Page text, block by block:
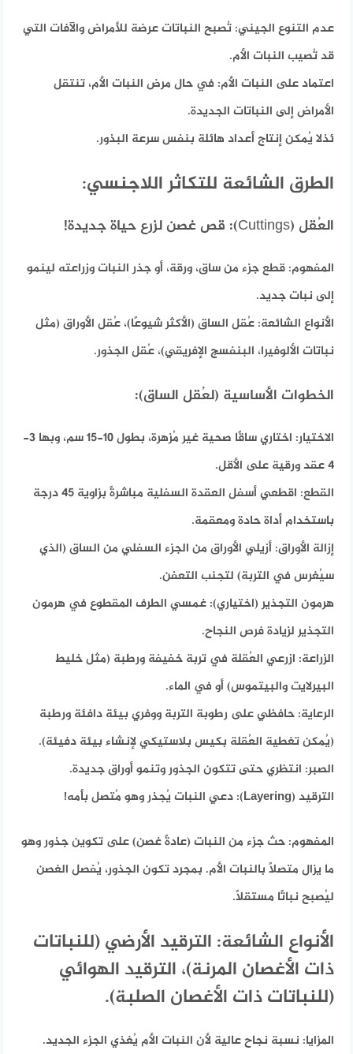
عدم التنوع الجيني: تُصبح النباتات عرضة للأمراض والآفات التي
قد تُصيب النبات الأم.
اعتماد على النبات الأم: في حال مرض النبات الأم، تنتقل
الأمراض إلى النباتات الجديدة.
ئذلا يُمكن إنتاج أعداد هائلة بنفس سرعة البذور.
الطرق الشائعة للتكاثر اللاجنسي:
العُقل (Cuttings): قص غصن لزرع حياة جديدة!
المفهوم: قطع جزء من ساق، ورقة، أو جذر النبات وزراعته لينمو
إلى نبات جديد.
الأنواع الشائعة: عُقل الساق (الأكثر شيوعًا)، عُقل الأوراق (مثل
نباتات الألوفيرا، البنفسج الإفريقي)، عُقل الجذور.
الخطوات الأساسية (لعُقل الساق):
الاختيار:
اختاري ساقًا صحية غير مُزهرة، بطول 10-15 سم، وبها 3-
4 عقد ورقية على الأقل.
القطع:
اقطعي أسفل العقدة السفلية مباشرةً بزاوية 45 درجة
باستخدام أداة حادة ومعقمة.
إزالة الأوراق: أزيلي الأوراق من الجزء السفلي من الساق (الذي
سيُغرس في التربة) لتجنب التعفن.
هرمون التجذير (اختياري): غمسي الطرف المقطوع في هرمون
التجذير لزيادة فرص النجاح.
الزراعة: ازرعي العُقلة في تربة خفيفة ورطبة (مثل خليط
البيرلايت والبيتموس) أو في الماء.
الرعاية: حافظي على رطوبة التربة ووفري بيئة دافئة ورطبة
(يُمكن تغطية العُقلة بكيس بلاستيكي لإنشاء بيئة دفيئة).
الصبر: انتظري حتى تتكون الجذور وتنمو أوراق جديدة.
الترقيد (Layering):
دعي النبات يُجذر وهو مُتصل بأمه!
المفهوم: حث جزء من النبات (عادةً غصن) على تكوين جذور وهو
ما يزال متصلًا بالنبات الأم. بمجرد تكون الجذور، يُفصل الغصن
ليُصبح نباتًا مستقلاً.
الأنواع الشائعة: الترقيد الأرضي (للنباتات
ذات الأغصان المرنة)، الترقيد الهوائي
(للنباتات ذات الأغصان الصلبة).
المزايا: نسبة نجاح عالية لأن النبات الأم يُغذي الجزء الجديد.